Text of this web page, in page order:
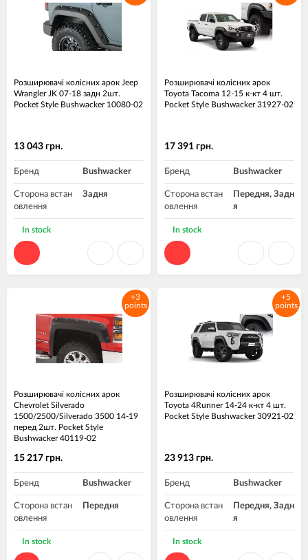
Розширювачі колісних арок Jeep
Wrangler JK 07-18 задн 2шт.
Pocket Style Bushwacker 10080-02
13 043 грн.
Бренд Bushwacker
Сторона встан
овлення
Задня
Матеріал
In stock
Розширювачі колісних арок
Toyota Tacoma 12-15 к-кт 4 шт.
Pocket Style Bushwacker 31927-02
17 391 грн.
Бренд Bushwacker
Сторона встан
овлення
Передня, Задн
я
Матеріал
In stock
+3
points
Розширювачі колісних арок
Chevrolet Silverado
1500/2500/Silverado 3500 14-19
перед 2шт. Pocket Style
Bushwacker 40119-02
15 217 грн.
Бренд Bushwacker
Сторона встан
овлення
Передня
Матеріал
In stock
+5
points
Розширювачі колісних арок
Toyota 4Runner 14-24 к-кт 4 шт.
Pocket Style Bushwacker 30921-02
23 913 грн.
Бренд Bushwacker
Сторона встан
овлення
Передня, Задн
я
Матеріал
In stock